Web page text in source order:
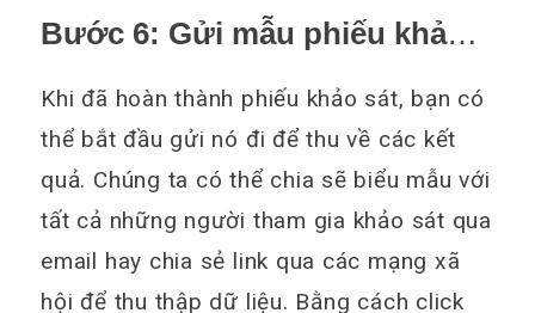
Bước 6: Gửi mẫu phiếu khảo
Khi đã hoàn thành phiếu khảo sát, bạn có
thể bắt đầu gửi nó đi để thu về các kết
quả. Chúng ta có thể chia sẽ biểu mẫu với
tất cả những người tham gia khảo sát qua
email hay chia sẻ link qua các mạng xã
hội để thu thập dữ liệu. Bằng cách click